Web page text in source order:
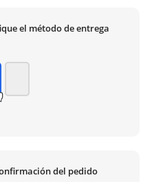
el método de entrega
del pedido